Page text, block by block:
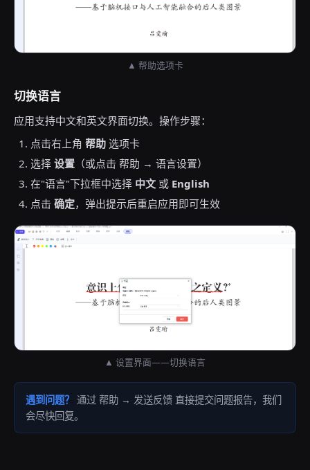
▲ 帮助选项卡
切换语言
应用支持中文和英文界面切换。操作步骤：
点击右上角 帮助 选项卡
选择 设置 （或点击 帮助 → 语言设置）
在"语言"下拉框中选择 中文 或 English
点击 确定，弹出提示后重启应用即可生效
▲ 设置界面——切换语言
遇到问题？ 通过 帮助 → 发送反馈 直接提交问题报告，我们
会尽快回复。